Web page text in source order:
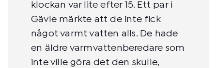
klockan var lite efter 15. Ett par i
Gävle märkte att de inte fick
något varmt vatten alls. De hade
en äldre varmvattenberedare som
inte ville göra det den skulle,